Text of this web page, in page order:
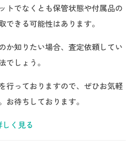
トでなくとも保管状態や付属品の
できる可能性はあります。
か知りたい場合、査定依頼してい
でしょう。
行っておりますので、ぜひお気軽
お待ちしております。
く見る